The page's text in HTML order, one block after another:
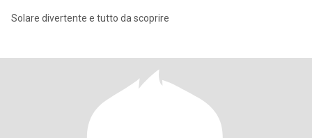
Solare divertente e tutto da scoprire